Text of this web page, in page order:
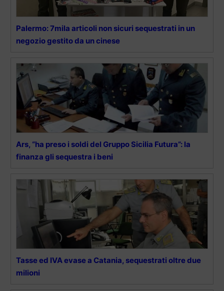
Palermo: 7mila articoli non sicuri sequestrati in un
negozio gestito da un cinese
Ars, “ha preso i soldi del Gruppo Sicilia Futura”: la
finanza gli sequestra i beni
Tasse ed IVA evase a Catania, sequestrati oltre due
milioni